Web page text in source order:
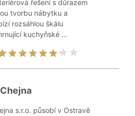
řešení s důrazem
tvorbu nábytku a
rozsáhlou škálu
kuchyňské ...
s.r.o. působí v Ostravě